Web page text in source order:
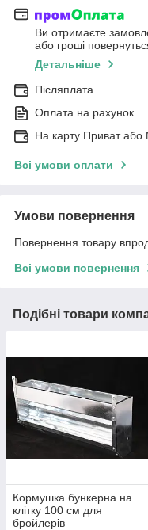
Ви отримаєте
або гроші
Детальніше
Післяплата
Оплата на рахунок
На карту Приват або
Всі умови оплати
Умови повернення
Повернення товару
Всі умови повернення
Подібні товари
Кормушка бункерна на
клітку 100 см для
бройлерів